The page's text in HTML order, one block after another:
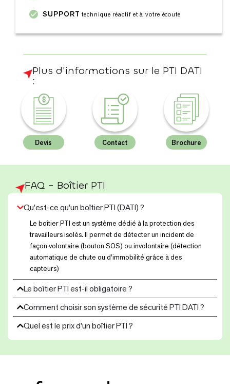
SUPPORTtechnique réactif et à votre écoute
Plus d'informations sur le PTI DATI
:​
Devis Contact Brochure
FAQ - Boîtier PTI
Qu’est-ce qu’un boîtier PTI (DATI) ?
Le boîtier PTI est un système dédié à la protection des
travailleurs isolés. Il permet de détecter un incident de
façon volontaire (bouton SOS) ou involontaire (détection
automatique de chute ou d'immobilité grâce à des
capteurs)
Le boîtier PTI est-il obligatoire ?
Comment choisir son système de sécurité PTI DATI ?
Quel est le prix d’un boîtier PTI ?